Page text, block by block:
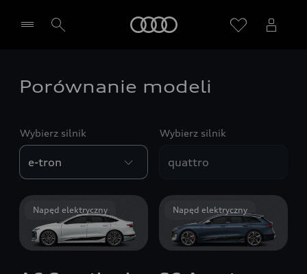
Wybierz Twojego Partnera Audi
Porównanie modeli
Wybierz silnik
Napęd elektryczny
Wybierz silnik
Napęd elektryczny